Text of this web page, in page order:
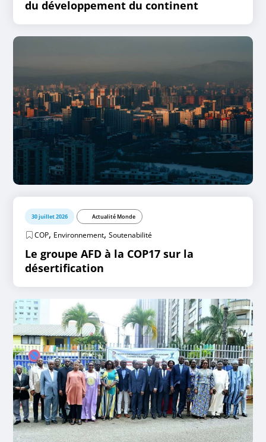
du développement du continent
30 juillet 2026 Actualité Monde
COP, Environnement,Soutenabilité
Le groupe AFD à la COP17 sur la
désertification